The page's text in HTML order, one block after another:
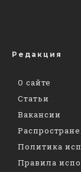
Редакция
О сайте
Статьи
Вакансии
Политика
Правила